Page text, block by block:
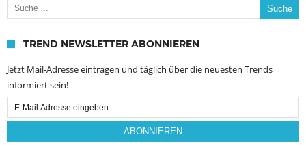
TREND NEWSLETTER ABONNIEREN
Jetzt Mail-Adresse eintragen und täglich über die neuesten Trends
informiert sein!
Email
Subscription
ABONNIEREN